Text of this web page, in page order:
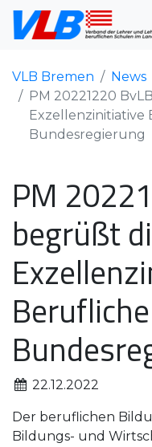
VLB Bremen News
PM 20221220
Exzellenzinitiative
Bundesregierung
PM
begrüßt
22.12.2022
Der beruflichen
Bildungs- und